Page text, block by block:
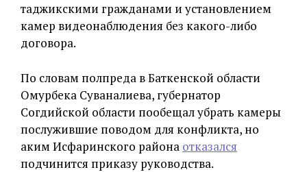
таджикскими гражданами и установлением
камер видеонаблюдения без какого-либо
договора.
По словам полпреда в Баткенской области
Омурбека Суваналиева, губернатор
Согдийской области пообещал убрать камеры
послужившие поводом для конфликта, но
аким Исфаринского района отказался
подчинится приказу руководства.